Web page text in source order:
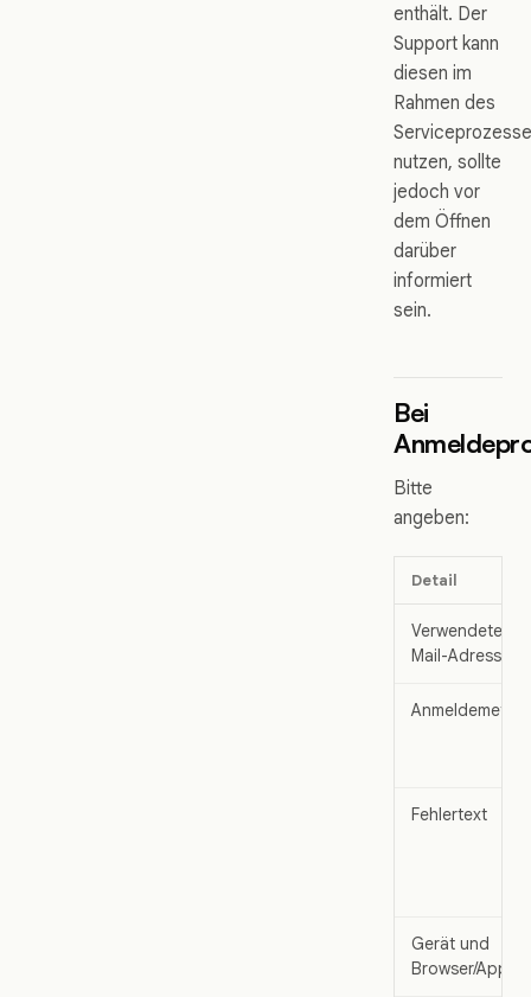
enthält. Der
Support kann
diesen im
Rahmen des
nutzen, sollte
jedoch vor
dem Öffnen
darüber
informiert
sein.
Bei
Bitte
angeben:
Detail
Verwendete E-
Mail-Adresse
Fehlertext
Gerät und
Browser/App